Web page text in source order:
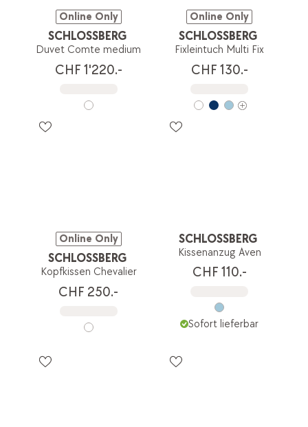
Online Only
SCHLOSSBERG
Duvet Comte medium
CHF 1'220.-
Online Only
SCHLOSSBERG
Fixleintuch Multi Fix
CHF 130.-
Online Only
SCHLOSSBERG
Kopfkissen Chevalier
CHF 250.-
SCHLOSSBERG
Kissenanzug Aven
CHF 110.-
Sofort lieferbar